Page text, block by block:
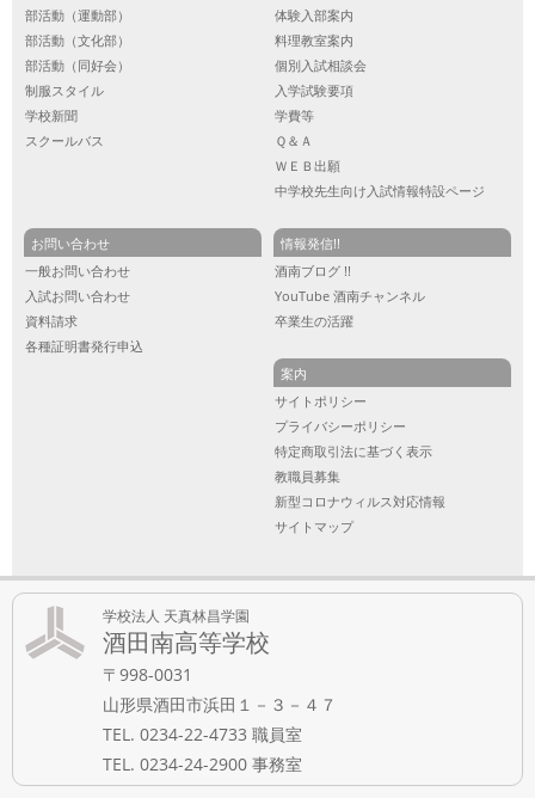
部活動（運動部）
部活動（文化部）
部活動（同好会）
制服スタイル
学校新聞
スクールバス
体験入部案内
料理教室案内
個別入試相談会
入学試験要項
学費等
Ｑ＆Ａ
ＷＥＢ出願
中学校先生向け入試情報特設ページ
お問い合わせ
一般お問い合わせ
入試お問い合わせ
資料請求
各種証明書発行申込
情報発信!!
酒南ブログ !!
YouTube 酒南チャンネル
卒業生の活躍
案内
サイトポリシー
プライバシーポリシー
特定商取引法に基づく表示
教職員募集
新型コロナウィルス対応情報
サイトマップ
学校法人 天真林昌学園
酒田南高等学校
〒998-0031
山形県酒田市浜田１－３－４７
TEL. 0234-22-4733 職員室
TEL. 0234-24-2900 事務室